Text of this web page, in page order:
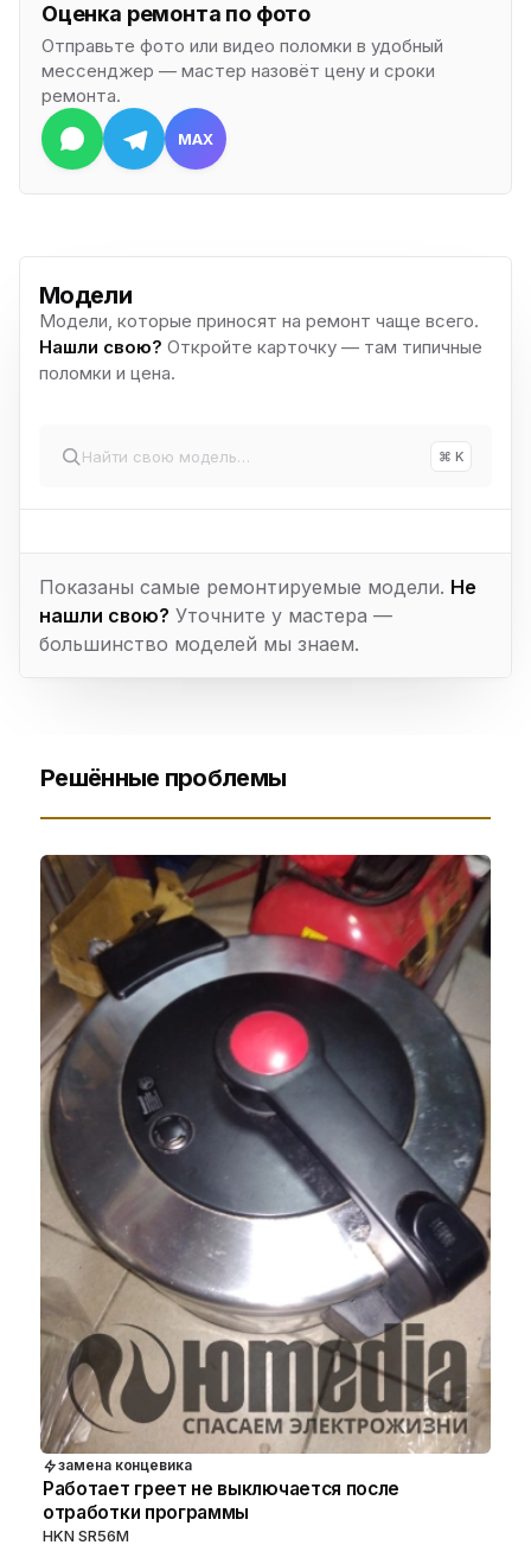
Оценка ремонта по фото
Отправьте фото или видео поломки в удобный
мессенджер — мастер назовёт цену и сроки
ремонта.
MAX
Модели
Модели, которые приносят на ремонт чаще всего.
Нашли свою? Откройте карточку — там типичные
поломки и цена.
⌘ K
Показаны самые ремонтируемые модели. Не
нашли свою? Уточните у мастера —
большинство моделей мы знаем.
Решённые проблемы
замена концевика
Работает греет не выключается после
отработки программы
HKN SR56M